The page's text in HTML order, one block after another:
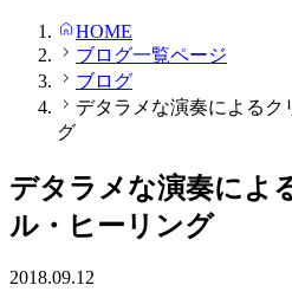
HOME
ブログ一覧ページ
ブログ
デタラメな演奏によるク
グ
デタラメな演奏によ
ル・ヒーリング
2018.09.12